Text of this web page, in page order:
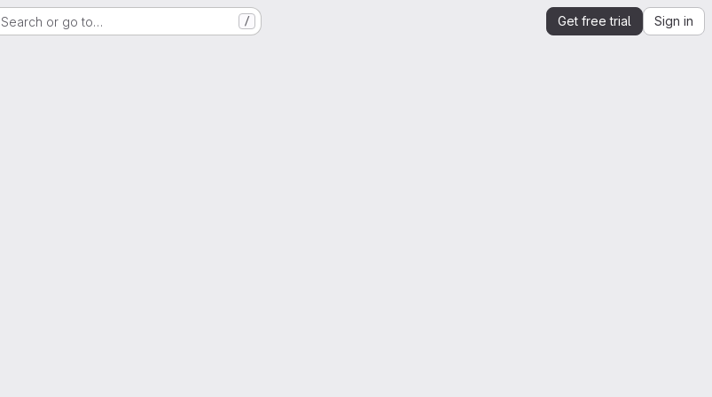
Search or go to… / Get free trial Sign in